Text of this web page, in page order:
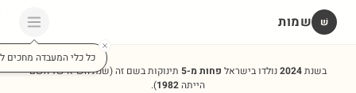
שׁ שמות
כל כלי המעבדה מחכים
בשנת2024נולדו בישראל פחות מ-5 תינוקות בשם זה(שנת השיא של השם
הייתה1982
).